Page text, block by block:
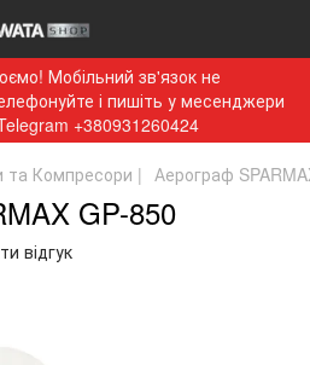
Мобільний зв'язок не
і пишіть у месенджери
+380931260424
та Компресори | Аерограф
GP-850
відгук